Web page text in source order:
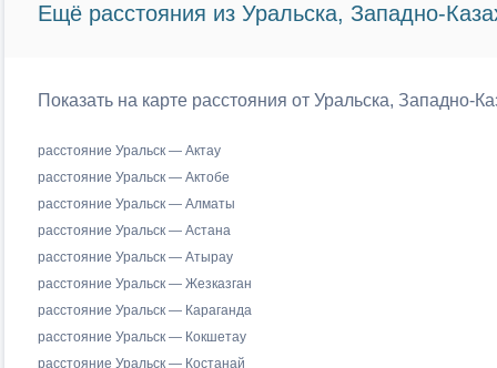
Ещё расстояния из Уральска, Западно-
Показать на карте расстояния от Уральска, Западно-
расстояние Уральск — Актау
расстояние Уральск — Актобе
расстояние Уральск — Алматы
расстояние Уральск — Астана
расстояние Уральск — Атырау
расстояние Уральск — Жезказган
расстояние Уральск — Караганда
расстояние Уральск — Кокшетау
расстояние Уральск — Костанай